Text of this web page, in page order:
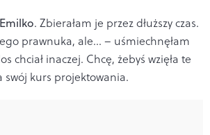
. Zbierałam je przez dłuższy czas.
prawnuka, ale... – uśmiechnęłam
chciał inaczej. Chcę, żebyś wzięła te
swój kurs projektowania.